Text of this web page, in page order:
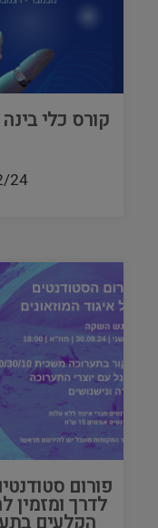
קורס כלי
24
פורום
לדרך ומזמין